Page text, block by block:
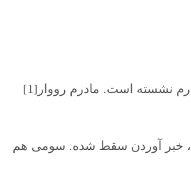
من از روی لحن و جنس صدا و نحوه‌ی قرار گرفتن آن شیء سیا‌ه‌رنگِ مخروطی، متوجه می‌شوم که در واقع پیرزنی چادربرسر رو به روی پدر و مادرم نشسته است. مادرم رووار[1]
خبر آوردن سقط شده. سومی هم